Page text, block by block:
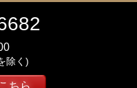
除く)
ちら